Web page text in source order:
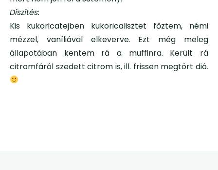
Díszítés:
Kis kukoricatejben kukoricalisztet főztem, némi
mézzel, vaníliával elkeverve. Ezt még meleg
állapotában kentem rá a muffinra. Került rá
citromfáról szedett citrom is, ill. frissen megtört dió.